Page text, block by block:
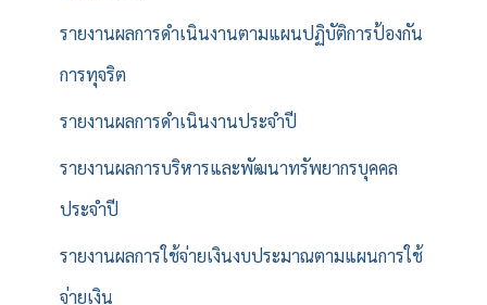
รายงานผลการดำเนินงานตามแผนปฏิบัติการป้องกัน
การทุจริต
รายงานผลการดำเนินงานประจำปี
รายงานผลการบริหารและพัฒนาทรัพยากรบุคคล
ประจำปี
รายงานผลการใช้จ่ายเงินงบประมาณตามแผนการใช้
จ่ายเงิน